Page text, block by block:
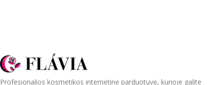
Profesionalios kosmetikos internetinė parduotuvė, kurioje galite